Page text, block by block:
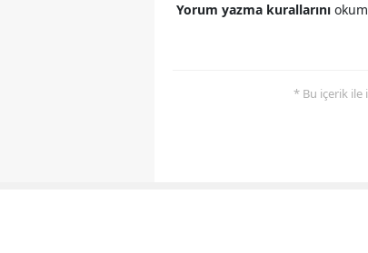
Yorum yazma kurallarını
* Bu içerik ile